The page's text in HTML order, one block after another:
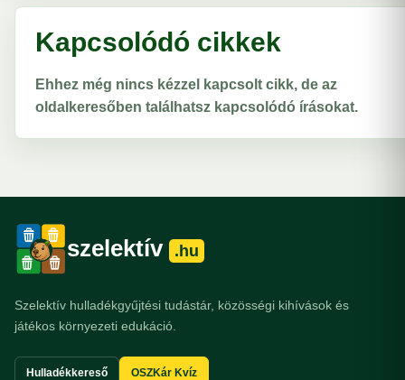
Kapcsolódó cikkek
Ehhez még nincs kézzel kapcsolt cikk, de az
oldalkeresőben találhatsz kapcsolódó írásokat.
szelektív .hu
Szelektív hulladékgyűjtési tudástár, közösségi kihívások és
játékos környezeti edukáció.
Hulladékkereső OSZKár Kvíz